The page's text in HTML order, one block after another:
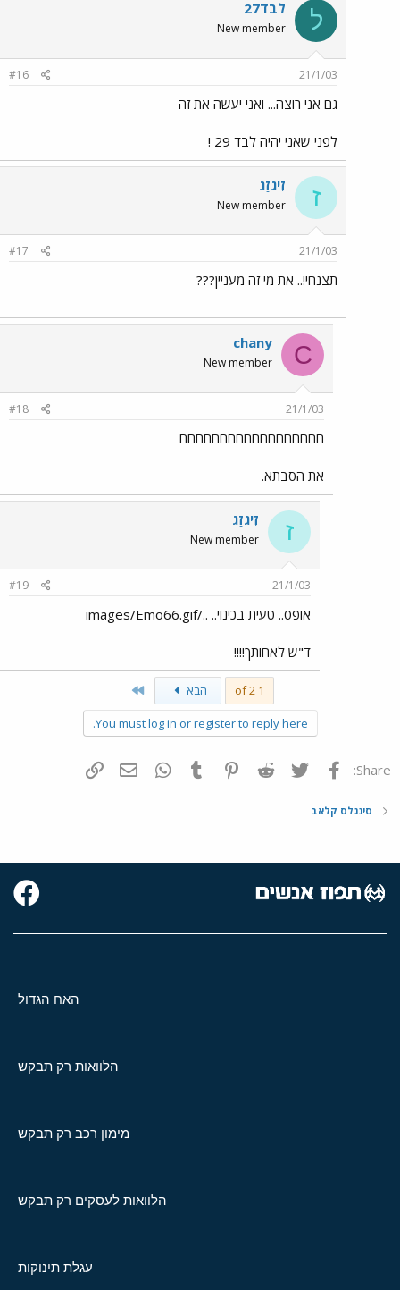
ל לבד27
New member
21/1/03
#16
גם אני רוצה... ואני יעשה את זה
לפני שאני יהיה לבד 29 !
ז זִיגזַג
New member
21/1/03
#17
תצנחי!.. את מי זה מעניין???
C
chany
New member
21/1/03
#18
חחחחחחחחחחחחחחחחחח
את הסבתא.
ז זִיגזַג
New member
21/1/03
#19
אופס.. טעית בכינוי.. ../images/Emo66.gif
ד"ש לאחותך!!!!
1 of 2 הבא
You must log in or register to reply here.
Share: פייסבוק Twitter
Reddit
Pinterest
Tumblr
WhatsAppדואר אלקטרוני
סינגלס קלאב
האח הגדול
הלוואות רק תבקש
מימון רכב רק תבקש
הלוואות לעסקים רק תבקש
עגלת תינוקות